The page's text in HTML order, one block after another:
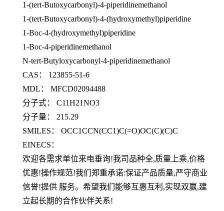
1-(tert-Butoxycarbonyl)-4-piperidinemethanol
1-(tert-Butoxycarbonyl)-4-(hydroxymethyl)piperidine
1-Boc-4-(hydroxymethyl)piperidine
1-Boc-4-piperidinemethanol
N-tert-Butyloxycarbonyl-4-piperidinemethanol
CAS： 123855-51-6
MDL： MFCD02094488
分子式： C11H21NO3
分子量： 215.29
SMILES： OCC1CCN(CC1)C(=O)OC(C)(C)C
EINECS：
欢迎各需求单位来电垂询!我司品种全,质量上乘,价格
优惠!操作规范!我们郑重承诺:保证产品质量,严守商业
信誉!提供 服务。希望我们能够互惠互利,实现双赢,建
立起长期的合作伙伴关系!